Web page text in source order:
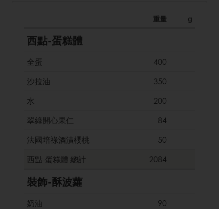
重量 g
西點-蛋糕體
全蛋
400
沙拉油
350
水
200
翠綠開心果仁
84
法國培祿酒漬櫻桃
50
西點-蛋糕體 總計 2084
裝飾-酥波蘿
奶油
90